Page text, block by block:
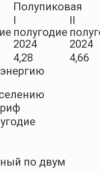
Полупиковая
полугодие
2024
2024
4,28
4,66
по двум